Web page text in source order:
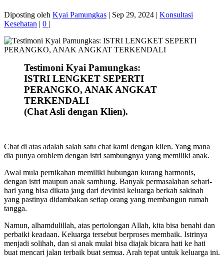
Diposting oleh Kyai Pamungkas | Sep 29, 2024 | Konsultasi
Kesehatan | 0 |
Testimoni Kyai Pamungkas:
ISTRI LENGKET SEPERTI
PERANGKO, ANAK ANGKAT
TERKENDALI
(Chat Asli dengan Klien).
Chat di atas adalah salah satu chat kami dengan klien. Yang mana
dia punya oroblem dengan istri sambungnya yang memiliki anak.
Awal mula pernikahan memiliki hubungan kurang harmonis,
dengan istri maupun anak sambung. Banyak permasalahan sehari-
hari yang bisa dikata jaug dari devinisi keluarga berkah sakinah
yang pastinya didambakan setiap orang yang membangun rumah
tangga.
Namun, alhamdulillah, atas pertolongan Allah, kita bisa benahi dan
perbaiki keadaan. Keluarga tersebut berproses membaik. Istrinya
menjadi solihah, dan si anak mulai bisa diajak bicara hati ke hati
buat mencari jalan terbaik buat semua. Arah tepat untuk keluarga ini.